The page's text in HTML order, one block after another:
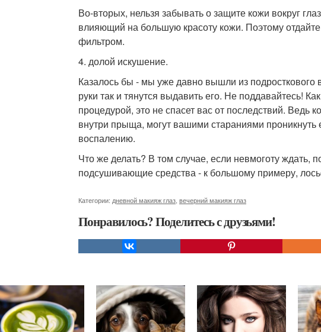
Во-вторых, нельзя забывать о защите кожи вокруг
влияющий на большую красоту кожи. Поэтому
фильтром.
4. долой искушение.
Казалось бы - мы уже давно вышли из
руки так и тянутся выдавить его. Не поддавайтесь!
процедурой, это не спасет вас от последствий. Ведь
внутри прыща, могут вашими стараниями
воспалению.
Что же делать? В том случае, если невмоготу ждать,
подсушивающие средства - к большому примеру,
Категории: дневной макияж глаз вечерний макияж глаз
Понравилось? Поделитесь с друзьями!